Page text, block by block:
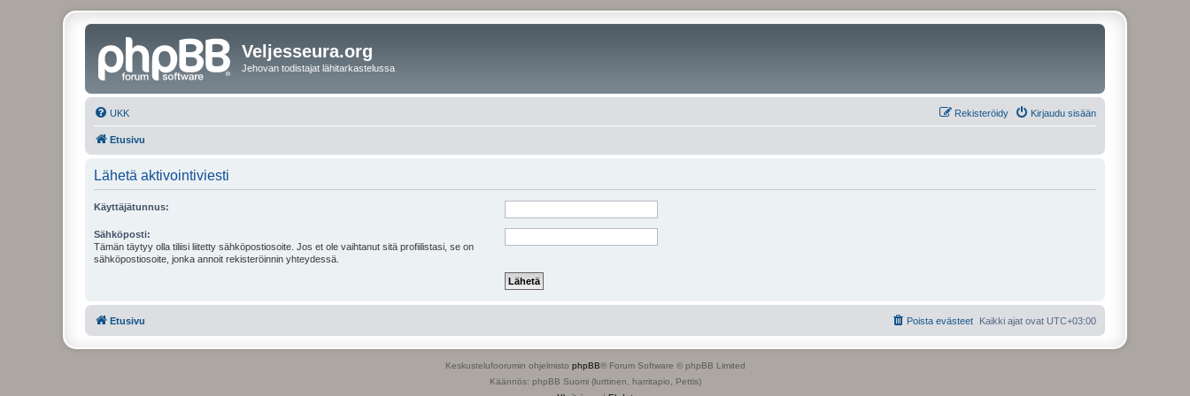
Veljesseura.org
Jehovan todistajat lähitarkastelussa
UKK Kirjaudu sisään
Rekisteröidy
Etusivu
Lähetä aktivointiviesti
Käyttäjätunnus:
Sähköposti:
Tämän täytyy olla tiliisi liitetty sähköpostiosoite. Jos et ole vaihtanut sitä profiilistasi, se on
sähköpostiosoite, jonka annoit rekisteröinnin yhteydessä.
Etusivu Kaikki ajat ovat UTC+03:00
Poista evästeet
Keskustelufoorumin ohjelmisto phpBB® Forum Software © phpBB Limited
Käännös: phpBB Suomi (lurttinen, harritapio, Pettis)